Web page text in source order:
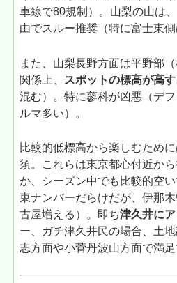
車線で80規制）。山梨の山は
由でスルー推奨（特に富士東側
また、山梨長野方面は平野部
関係上、
スポットの標高が高
混む）。特に蓼科が凶悪（デ
ルマ多い）。
比較的低標高から楽しむため
須。これらは東京都心付近か
か、シーズン中でも比較的空
東ナンバーだらけだが、伊那
古屋増える）。即ち津久井に
ー、ガチ津久井民の場合、土
志方面や小菅丹波山方面で満足